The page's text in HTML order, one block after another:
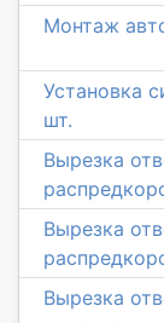
Монтаж
Установка
шт.
Вырезка
Вырезка
Вырезка